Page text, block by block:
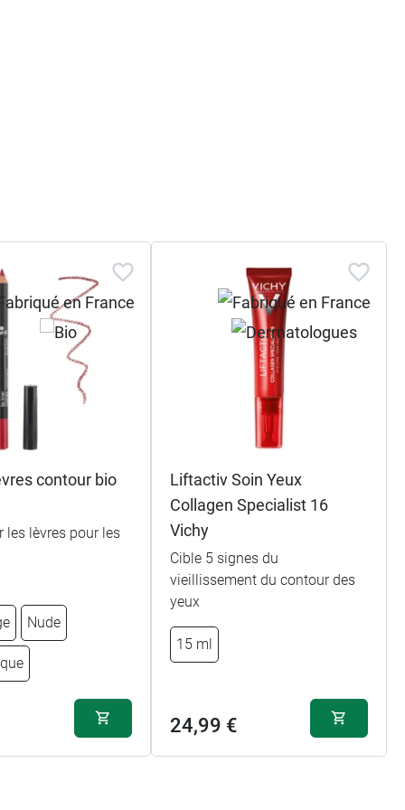
contour bio
les lèvres pour les
Nude
Liftactiv Soin Yeux
Collagen Specialist 16
Vichy
Cible 5 signes du
vieillissement du contour des
yeux
15 ml
24,99 €